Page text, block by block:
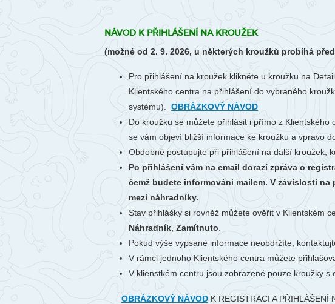
NÁVOD K PŘIHLÁŠENÍ NA KROUŽEK
(možné od 2. 9. 2026, u některých kroužků probíhá
Pro přihlášení na kroužek klikněte u kroužku na
Klientského centra na přihlášení do vybraného
systému). OBRÁZKOVÝ NÁVOD
Do kroužku se můžete přihlásit i přímo z
se vám objeví bližší informace ke kroužku a vpravo
Obdobně postupujte při přihlášení na další kroužek,
Po přihlášení vám na email dorazí zpráva o
čemž budete informováni mailem. V závislosti
mezi náhradníky.
Stav přihlášky si rovněž můžete ověřit v Klientském
Náhradník, Zamítnuto
Pokud výše vypsané informace neobdržíte,
V rámci jednoho Klientského centra můžete
V klienstkém centru jsou zobrazené pouze kroužky
OBRÁZKOVÝ NÁVOD K REGISTRACI A PŘIHLÁŠENÍ